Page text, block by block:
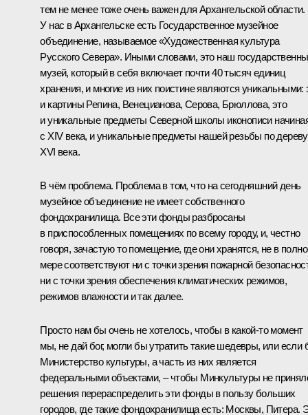
тем не менее тоже очень важен для Архангельской области.
У нас в Архангельске есть Государственное музейное
объединение, называемое «Художественная культура
Русского Севера». Иными словами, это наш
музей, который в себя включает почти 40 тысяч единиц
хранения, и многие из них поистине являются уникальными:
и картины Репина, Венецианова, Серова, Брюллова, это
и уникальные предметы Северной школы иконописи
с XIV века, и уникальные предметы нашей резьбы по дереву
XVI века.
В чём проблема. Проблема в том, что на сегодняшний день
музейное объединение не имеет собственного
фондохранилища. Все эти фонды разбросаны
в приспособленных помещениях по всему городу, и, честно
говоря, зачастую то помещение, где они хранятся, не в
мере соответствуют ни с точки зрения пожарной
ни с точки зрения обеспечения климатических режимов,
режимов влажности и так далее.
Просто нам бы очень не хотелось, чтобы в какой-то момент
мы, не дай бог, могли бы утратить такие шедевры, или если
Министерство культуры, а часть из них является
федеральными объектами, – чтобы Минкультуры не
решения перераспределить эти фонды в пользу больших
городов, где такие фондохранилища есть: Москвы, Питера.